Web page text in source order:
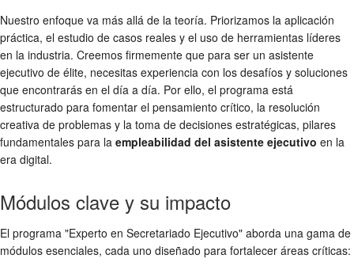
Nuestro enfoque va más allá de la teoría. Priorizamos la aplicación
práctica, el estudio de casos reales y el uso de herramientas líderes
en la industria. Creemos firmemente que para ser un asistente
ejecutivo de élite, necesitas experiencia con los desafíos y soluciones
que encontrarás en el día a día. Por ello, el programa está
estructurado para fomentar el pensamiento crítico, la resolución
creativa de problemas y la toma de decisiones estratégicas, pilares
fundamentales para la empleabilidad del asistente ejecutivo en la
era digital.
Módulos clave y su impacto
El programa "Experto en Secretariado Ejecutivo" aborda una gama de
módulos esenciales, cada uno diseñado para fortalecer áreas críticas: